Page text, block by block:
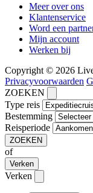
Meer over ons
Klantenservice
Word een
Mijn account
Werken bij
Copyright © 2026
Privacyvoorwaarden
ZOEKEN
Type reis
Bestemming
Reisperiode
ZOEKEN
of
Verken
Verken